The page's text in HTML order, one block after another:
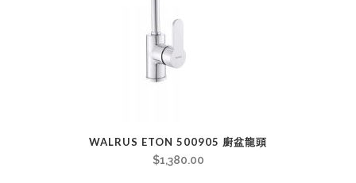
WALRUS ETON 500905 廚盆龍頭
$1,380.00